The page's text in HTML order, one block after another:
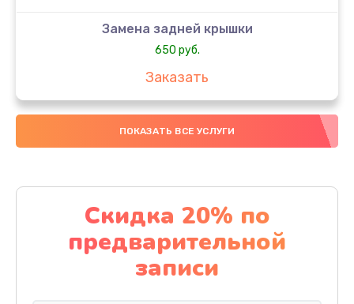
Замена задней крышки
650 руб.
Заказать
Замена аккумулятора
4000 руб.
Замена материнской платы
1100 руб.
Заказать
ПОКАЗАТЬ ВСЕ УСЛУГИ
Скидка 20% по
предварительной
записи